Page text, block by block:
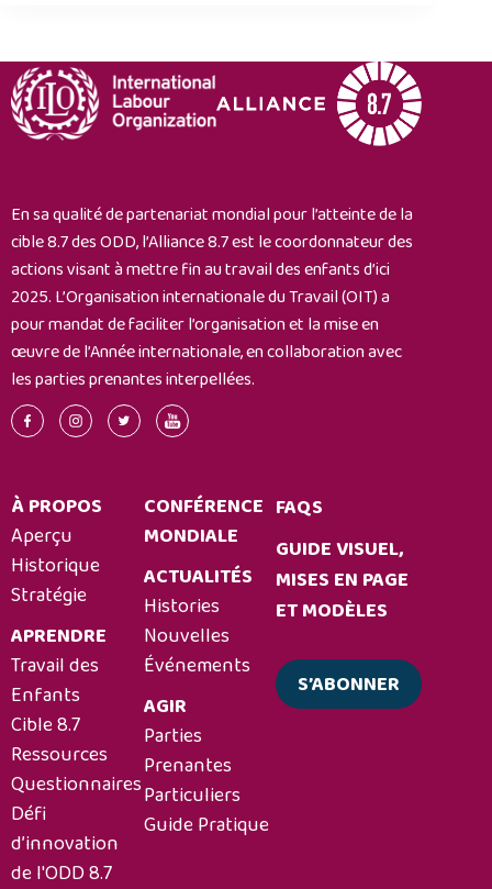
En sa qualité de partenariat mondial pour l’atteinte de la
cible 8.7 des ODD, l’Alliance 8.7 est le coordonnateur des
actions visant à mettre fin au travail des enfants d’ici
2025. L’Organisation internationale du Travail (OIT) a
pour mandat de faciliter l’organisation et la mise en
œuvre de l’Année internationale, en collaboration avec
les parties prenantes interpellées.
À PROPOS
Aperçu
Historique
Stratégie
APRENDRE
Travail des
Enfants
Cible 8.7
Ressources
Questionnaires
Défi
d’innovation
de l'ODD 8.7
CONFÉRENCE
MONDIALE
ACTUALITÉS
Histories
Nouvelles
Événements
AGIR
Parties
Prenantes
Particuliers
Guide Pratique
FAQS
GUIDE VISUEL,
MISES EN PAGE
ET MODÈLES
S’ABONNER